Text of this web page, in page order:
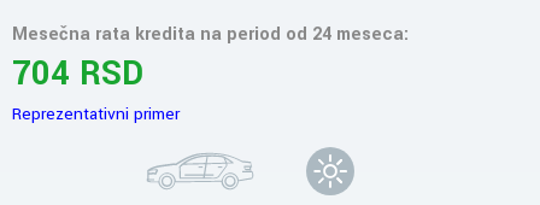
Mesečna rata kredita na period od 24 meseca:
704 RSD
Reprezentativni primer